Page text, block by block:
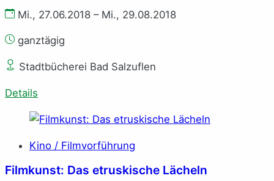
Mi., 27.06.2018 – Mi., 29.08.2018
ganztägig
Stadtbücherei Bad Salzuflen
Details
Kino / Filmvorführung
Filmkunst: Das etruskische Lächeln